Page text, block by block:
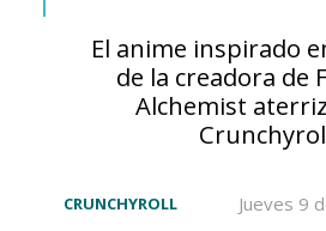
El anime inspirado
de la creadora de
Alchemist
Jueves 9
CRUNCHYROLL